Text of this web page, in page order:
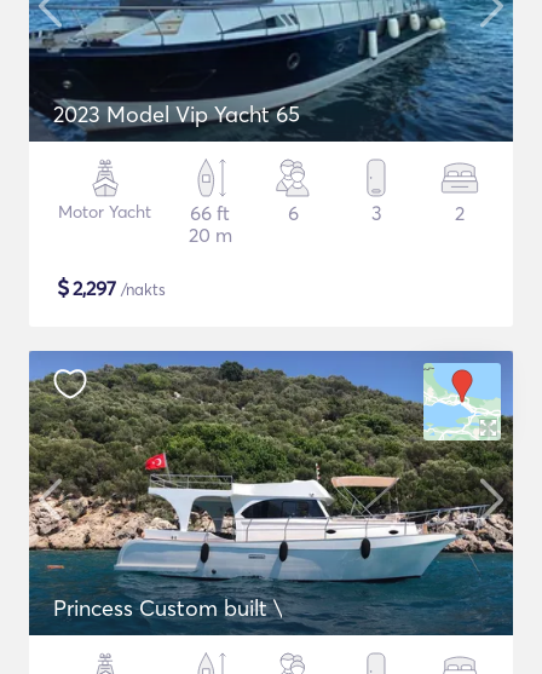
2023 Model Vip Yacht 65
Motor Yacht
66 ft
20 m
6 3 2
$2,297 /nakts
Princess Custom built \